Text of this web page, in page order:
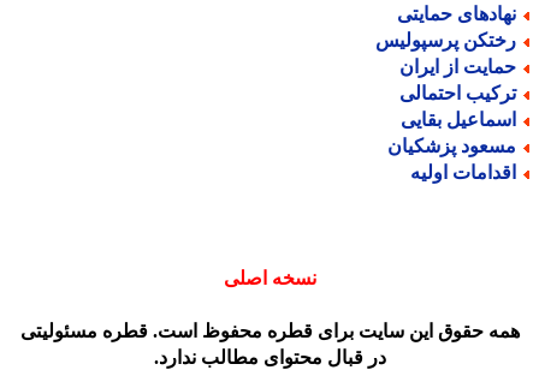
حمایتی
پرسپولیس
از ایران
احتمالی
بقایی
پزشکیان
اولیه
نسخه اصلی
حقوق این سایت برای قطره محفوظ است. قطره مسئولیتی
در قبال محتوای مطالب ندارد.